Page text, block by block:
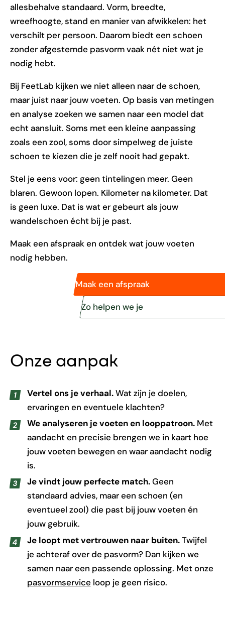
allesbehalve standaard. Vorm, breedte,
wreefhoogte, stand en manier van afwikkelen: het
verschilt per persoon. Daarom biedt een schoen
zonder afgestemde pasvorm vaak nét niet wat je
nodig hebt.
Bij FeetLab kijken we niet alleen naar de schoen,
maar juist naar jouw voeten. Op basis van metingen
en analyse zoeken we samen naar een model dat
echt aansluit. Soms met een kleine aanpassing
zoals een zool, soms door simpelweg de juiste
schoen te kiezen die je zelf nooit had gepakt.
Stel je eens voor: geen tintelingen meer. Geen
blaren. Gewoon lopen. Kilometer na kilometer. Dat
is geen luxe. Dat is wat er gebeurt als jouw
wandelschoen écht bij je past.
Maak een afspraak en ontdek wat jouw voeten
nodig hebben.
Maak een afspraak
Zo helpen we je
Onze aanpak
Vertel ons je verhaal.Wat zijn je doelen,
ervaringen en eventuele klachten?
We analyseren je voeten en looppatroon.Met
aandacht en precisie brengen we in kaart hoe
jouw voeten bewegen en waar aandacht nodig
is.
Je vindt jouw perfecte match.Geen
standaard advies, maar een schoen (en
eventueel zool) die past bij jouw voeten én
jouw gebruik.
Je loopt met vertrouwen naar buiten.Twijfel
je achteraf over de pasvorm? Dan kijken we
samen naar een passende oplossing. Met onze
pasvormserviceloop je geen risico.